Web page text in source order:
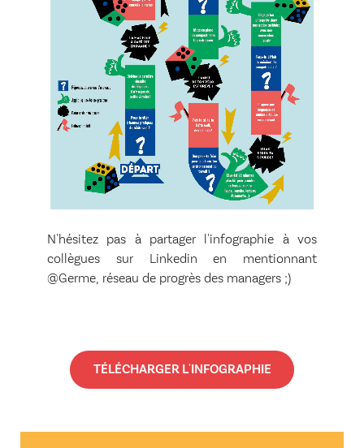
N'hésitez pas à partager l'infographie à vos
collègues sur Linkedin en mentionnant
@Germe, réseau de progrès des managers ;)
TÉLÉCHARGER L'INFOGRAPHIE